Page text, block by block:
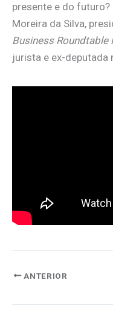
presente e do
Moreira da Silva,
Business Roundtable
jurista e ex-deputada
ANTERIOR